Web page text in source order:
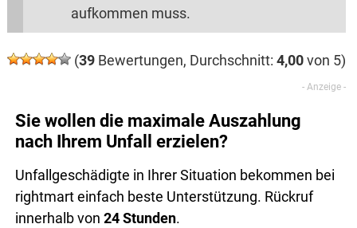
aufkommen muss.
(39Bewertungen, Durchschnitt: 4,00von 5)
Sie wollen die maximale Auszahlung
nach Ihrem Unfall erzielen?
Unfallgeschädigte in Ihrer Situation bekommen bei
rightmart einfach beste Unterstützung. Rückruf
innerhalb von 24 Stunden.